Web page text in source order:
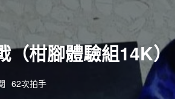
（柑腳體驗組14K）
62次拍手